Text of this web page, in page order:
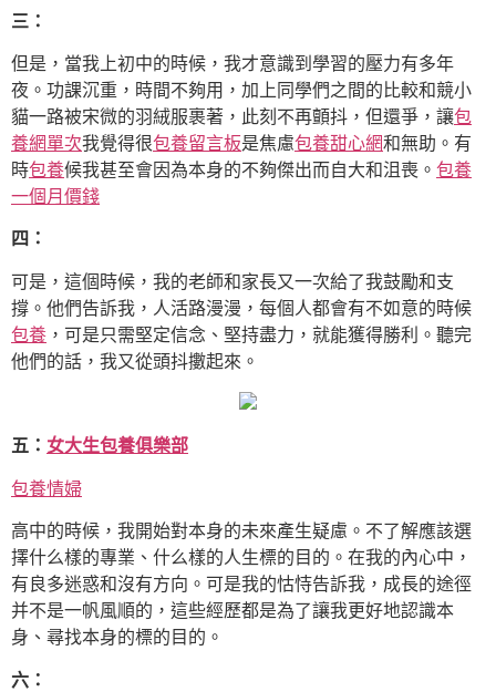
三：
但是，當我上初中的時候，我才意識到學習的壓力有多年
夜。功課沉重，時間不夠用，加上同學們之間的比較和競小
貓一路被宋微的羽絨服裹著，此刻不再顫抖，但還爭，讓包
養網單次我覺得很包養留言板是焦慮包養甜心網和無助。有
時包養候我甚至會因為本身的不夠傑出而自大和沮喪。 包養
一個月價錢
四：
可是，這個時候，我的老師和家長又一次給了我鼓勵和支
撐。他們告訴我，人活路漫漫，每個人都會有不如意的時候
包養 ，可是只需堅定信念、堅持盡力，就能獲得勝利。聽完
他們的話，我又從頭抖擻起來。
五： 女大生包養俱樂部
包養情婦
高中的時候，我開始對本身的未來產生疑慮。不了解應該選
擇什么樣的專業、什么樣的人生標的目的。在我的內心中，
有良多迷惑和沒有方向。可是我的怙恃告訴我，成長的途徑
并不是一帆風順的，這些經歷都是為了讓我更好地認識本
身、尋找本身的標的目的。
六：